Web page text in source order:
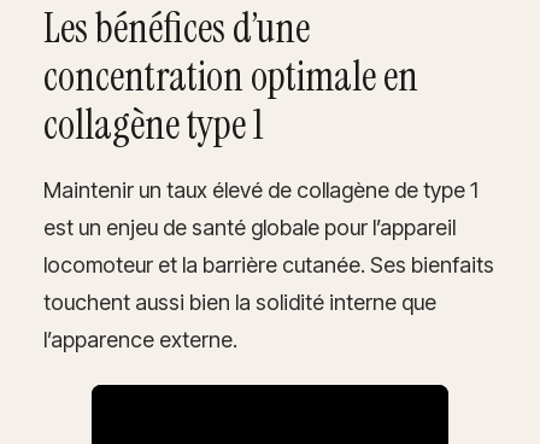
Les bénéfices d’une
concentration optimale en
collagène type 1
Maintenir un taux élevé de collagène de type 1
est un enjeu de santé globale pour l’appareil
locomoteur et la barrière cutanée. Ses bienfaits
touchent aussi bien la solidité interne que
l’apparence externe.